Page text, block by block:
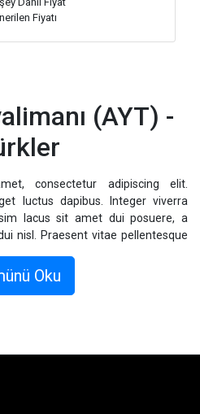
Fiyatı
(AYT) -
consectetur adipiscing elit.
luctus dapibus. Integer viverra
lacus sit amet dui posuere, a
nisl. Praesent vitae pellentesque
elementum augue vel, commodo
interdum. Duis eu ligula semper,
Morbi lorem velit, fermentum
Oku